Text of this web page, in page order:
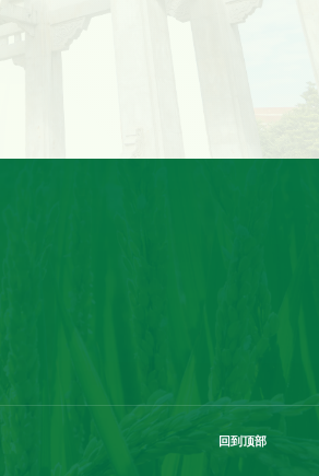
回到顶部